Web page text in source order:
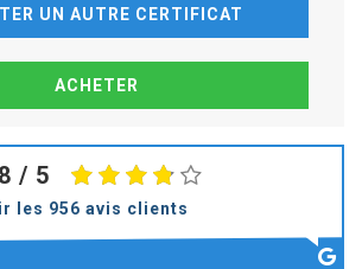
UN AUTRE CERTIFICAT
/ 5
les 956 avis clients